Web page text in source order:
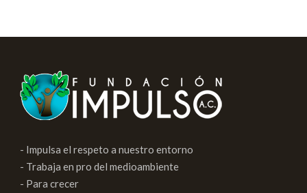
- Impulsa el respeto a nuestro entorno
- Trabaja en pro del medioambiente
- Para crecer